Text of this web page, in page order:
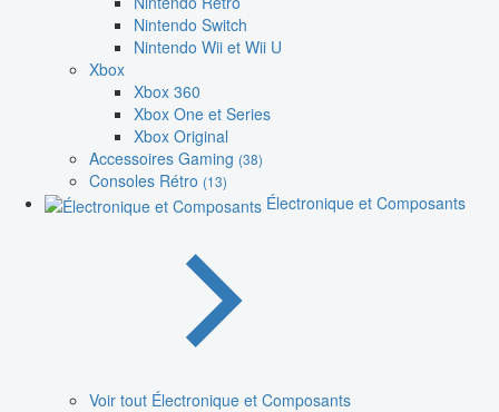
Nintendo Switch
Nintendo Wii et Wii U
Xbox
Xbox 360
Xbox One et Series
Xbox Original
Accessoires Gaming (38)
Consoles Rétro (13)
Électronique et Composants
Voir tout Électronique et Composants